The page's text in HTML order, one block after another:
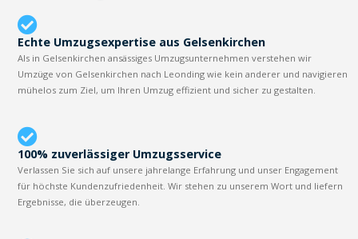
Echte Umzugsexpertise aus Gelsenkirchen
Als in Gelsenkirchen ansässiges Umzugsunternehmen verstehen wir
Umzüge von Gelsenkirchen nach Leonding wie kein anderer und navigieren
mühelos zum Ziel, um Ihren Umzug effizient und sicher zu gestalten.
100% zuverlässiger Umzugsservice
Verlassen Sie sich auf unsere jahrelange Erfahrung und unser Engagement
für höchste Kundenzufriedenheit. Wir stehen zu unserem Wort und liefern
Ergebnisse, die überzeugen.